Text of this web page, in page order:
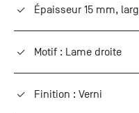
Épaisseur 15 mm,
Motif : Lame droite
Finition : Verni